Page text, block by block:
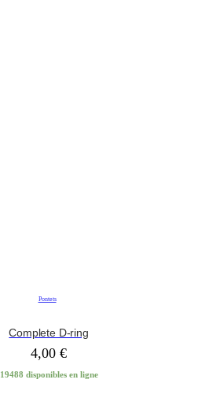
Pontets
Complete D-ring
4,00 €
19488 disponibles en ligne